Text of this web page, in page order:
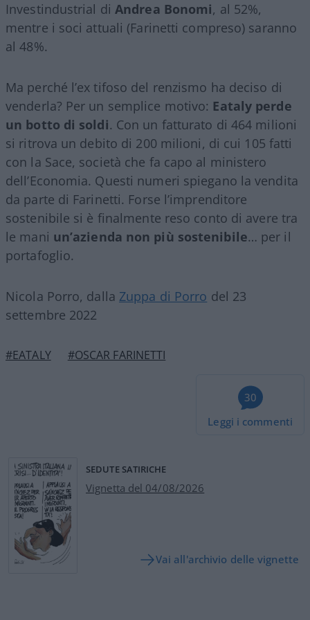
Investindustrial diAndrea Bonomi, al 52%,
mentre i soci attuali (Farinetti compreso) saranno
al 48%.
Ma perché l’ex tifoso del renzismo ha deciso di
venderla? Per un semplice motivo: Eataly perde
un botto di soldi. Con un fatturato di 464 milioni
si ritrova un debito di 200 milioni, di cui 105 fatti
con la Sace, società che fa capo al ministero
dell’Economia. Questi numeri spiegano la vendita
da parte di Farinetti. Forse l’imprenditore
sostenibile si è finalmente reso conto di avere tra
le mani un’azienda non più sostenibile… per il
portafoglio.
Nicola Porro, dalla Zuppa di Porro del 23
settembre 2022
#EATALY #OSCAR FARINETTI
30
Leggi i commenti
SEDUTE SATIRICHE
Vignetta del 04/08/2026
Vai all'archivio delle vignette